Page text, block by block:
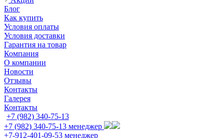
Блог
Как купить
Условия оплаты
Условия доставки
Гарантия на товар
Компания
О компании
Новости
Отзывы
Контакты
Галерея
Контакты
+7 (982) 340-75-13
+7 (982) 340-75-13 менеджер
+7-912-401-09-53 менеджер